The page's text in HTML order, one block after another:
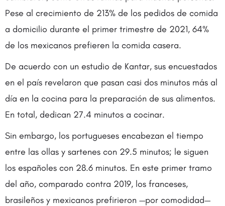
Pese al crecimiento de 213% de los pedidos de comida
a domicilio durante el primer trimestre de 2021, 64%
de los mexicanos prefieren la comida casera.
De acuerdo con un estudio de Kantar, sus encuestados
en el país revelaron que pasan casi dos minutos más al
día en la cocina para la preparación de sus alimentos.
En total, dedican 27.4 minutos a cocinar.
Sin embargo, los portugueses encabezan el tiempo
entre las ollas y sartenes con 29.5 minutos; le siguen
los españoles con 28.6 minutos. En este primer tramo
del año, comparado contra 2019, los franceses,
brasileños y mexicanos prefirieron —por comodidad—